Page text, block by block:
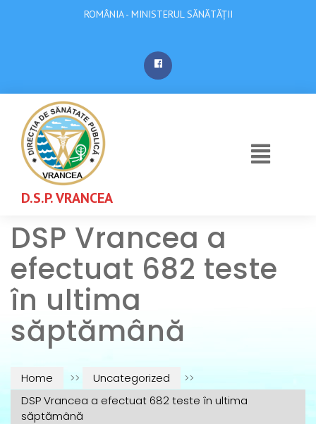
ROMÂNIA - MINISTERUL SĂNĂTĂȚII
D.S.P. VRANCEA
DSP Vrancea a
efectuat 682 teste
în ultima
săptămână
Home >> Uncategorized
>>
DSP Vrancea a efectuat 682 teste în ultima
săptămână